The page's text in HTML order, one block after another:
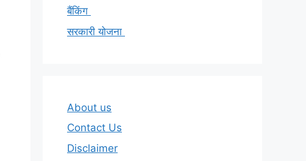
बैंकिंग
सरकारी योजना
About us
Contact Us
Disclaimer